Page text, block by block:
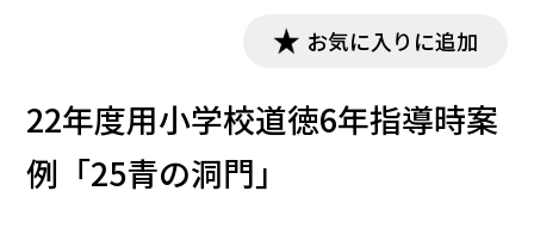
お気に入りに追加
22年度用小学校道徳6年指導時案
例「25青の洞門」